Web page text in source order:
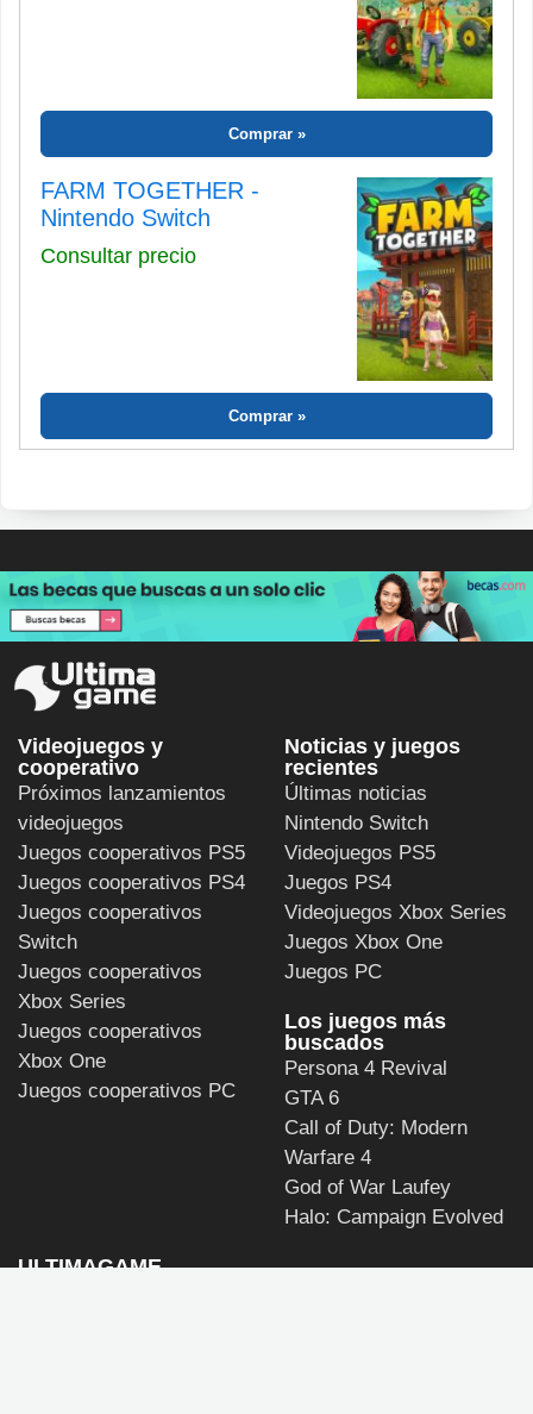
Comprar
FARM TOGETHER -
Nintendo Switch
Consultar precio
Comprar
Videojuegos y
cooperativo
Próximos lanzamientos
videojuegos
Juegos cooperativos PS5
Juegos cooperativos PS4
Juegos cooperativos
Switch
Juegos cooperativos
Xbox Series
Juegos cooperativos
Xbox One
Juegos cooperativos PC
Noticias y juegos
recientes
Últimas noticias
Nintendo Switch
Videojuegos PS5
Juegos PS4
Videojuegos Xbox Series
Juegos Xbox One
Juegos PC
Los juegos más
buscados
Persona 4 Revival
GTA 6
Call of Duty: Modern
Warfare 4
God of War Laufey
Halo: Campaign Evolved
ULTIMAGAME